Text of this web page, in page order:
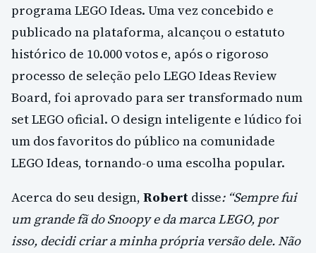
programa LEGO Ideas. Uma vez concebido e
publicado na plataforma, alcançou o estatuto
histórico de 10.000 votos e, após o rigoroso
processo de seleção pelo LEGO Ideas Review
Board, foi aprovado para ser transformado num
set LEGO oficial. O design inteligente e lúdico foi
um dos favoritos do público na comunidade
LEGO Ideas, tornando-o uma escolha popular.
Acerca do seu design, Robert disse: “Sempre fui
um grande fã do Snoopy e da marca LEGO, por
isso, decidi criar a minha própria versão dele. Não